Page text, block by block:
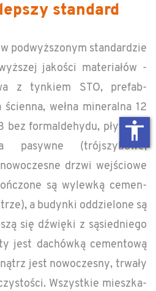
standard
podwyższonym stan­dard­zie
jakości ma­te­riałów -
z tynkiem STO, pre­fab­
wełna min­er­alna 12
bez formalde­hydu, płyty GK
pasy­wne (trójszy­bowe,
drzwi wejściowe
są wylewką ce­men­
a bu­dynki odd­zielone są
się dźwięki z sąsied­niego
jest dachówką ce­men­tową
jest nowoczesny, trwały
Wszys­tkie mieszka­
accessibility